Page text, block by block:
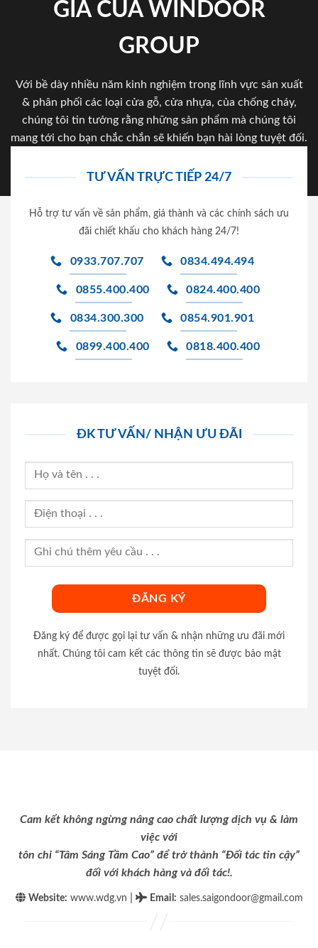
GIA CỦA WINDOOR
GROUP
Với bề dày nhiều năm kinh nghiệm trong lĩnh vực sản xuất
& phân phối các loại cửa gỗ, cửa nhựa, của chống cháy,
chúng tôi tin tưởng rằng những sản phẩm mà chúng tôi
mang tới cho bạn chắc chắn sẽ khiến bạn hài lòng tuyệt đối.
TƯ VẤN TRỰC TIẾP 24/7
Hỗ trợ tư vấn về sản phẩm, giá thành và các chính sách ưu
đãi chiết khấu cho khách hàng 24/7!
0933.707.707 0834.494.494
0855.400.400 0824.400.400
0834.300.300 0854.901.901
0899.400.400 0818.400.400
ĐK TƯ VẤN/ NHẬN ƯU ĐÃI
Đăng ký để được gọi lại tư vấn & nhận những ưu đãi mới
nhất. Chúng tôi cam kết các thông tin sẽ được bảo mật
tuyệt đối.
Cam kết không ngừng nâng cao chất lượng dịch vụ & làm
việc với
tôn chỉ “Tâm Sáng Tầm Cao” để trở thành “Đối tác tin cậy”
đối với khách hàng và đối tác!.
Website: www.wdg.vn Email : sales.saigondoor@gmail.com